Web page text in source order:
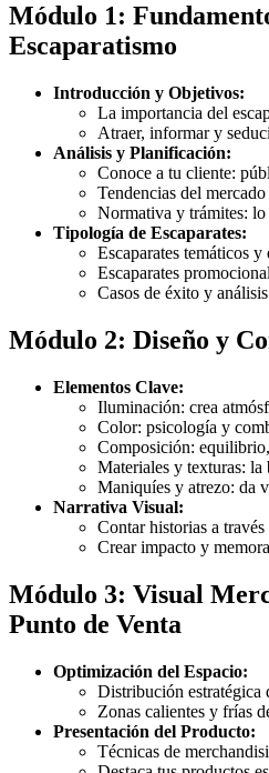
Módulo 1:
Escaparatismo
Introducción y Objetivos:
La importancia del
Atraer, informar y
Análisis y Planificación:
Conoce a tu cliente:
Tendencias del
Normativa y trámites: lo
Tipología de Escaparates:
Escaparates temáticos y
Escaparates
Casos de éxito y
Módulo 2: Diseño y
Elementos Clave:
Iluminación: crea
Color: psicología y
Composición:
Materiales y texturas: la
Maniquíes y atrezo: da
Narrativa Visual:
Contar historias a través
Crear impacto y
Módulo 3: Visual
Punto de Venta
Optimización del Espacio:
Distribución estratégica
Zonas calientes y frías
Presentación del Producto:
Técnicas de